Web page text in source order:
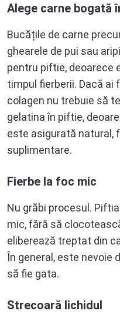
Alege carne bogată
Bucățile de carne
ghearele de pui sau
pentru piftie, deoarece
timpul fierberii. Dacă ai
colagen nu trebuie să
gelatina în piftie,
este asigurată natural,
suplimentare.
Fierbe la foc mic
Nu grăbi procesul.
mic, fără să
eliberează treptat din
În general, este nevoie
să fie gata.
Strecoară lichidul